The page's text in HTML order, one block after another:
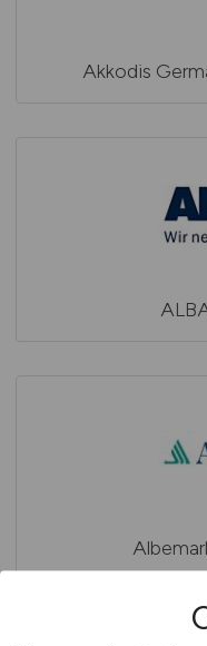
Akkodis